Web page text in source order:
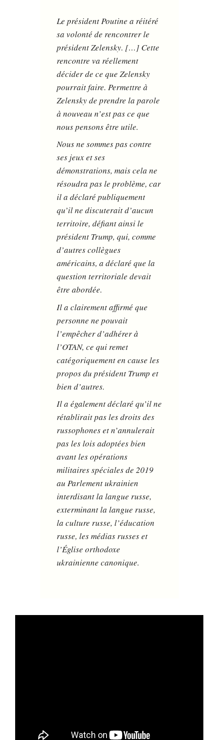
Le président Poutine a réitéré
sa volonté de rencontrer le
président Zelensky. […] Cette
rencontre va réellement
décider de ce que Zelensky
pourrait faire. Permettre à
Zelensky de prendre la parole
à nouveau n’est pas ce que
nous pensons être utile.
Nous ne sommes pas contre
ses jeux et ses
démonstrations, mais cela ne
résoudra pas le problème, car
il a déclaré publiquement
qu’il ne discuterait d’aucun
territoire, défiant ainsi le
président Trump, qui, comme
d’autres collègues
américains, a déclaré que la
question territoriale devait
être abordée.
Il a clairement affirmé que
personne ne pouvait
l’empêcher d’adhérer à
l’OTAN, ce qui remet
catégoriquement en cause les
propos du président Trump et
bien d’autres.
Il a également déclaré qu’il ne
rétablirait pas les droits des
russophones et n’annulerait
pas les lois adoptées bien
avant les opérations
militaires spéciales de 2019
au Parlement ukrainien
interdisant la langue russe,
exterminant la langue russe,
la culture russe, l’éducation
russe, les médias russes et
l’Église orthodoxe
ukrainienne canonique.